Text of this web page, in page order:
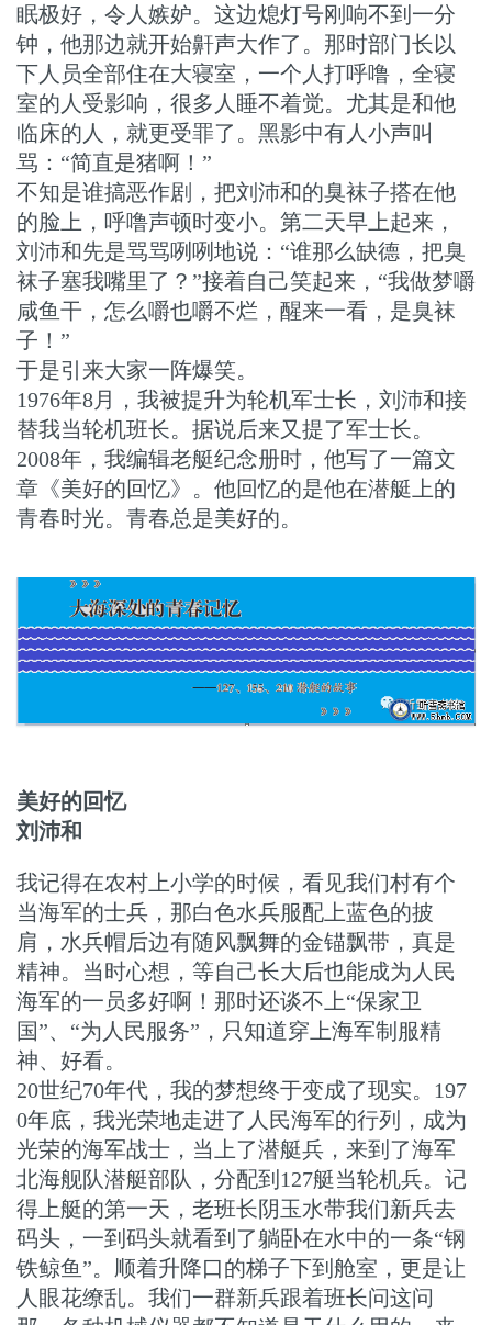
眠极好，令人嫉妒。这边熄灯号刚响不到一分
钟，他那边就开始鼾声大作了。那时部门长以
下人员全部住在大寝室，一个人打呼噜，全寝
室的人受影响，很多人睡不着觉。尤其是和他
临床的人，就更受罪了。黑影中有人小声叫
骂：“简直是猪啊！”
不知是谁搞恶作剧，把刘沛和的臭袜子搭在他
的脸上，呼噜声顿时变小。第二天早上起来，
刘沛和先是骂骂咧咧地说：“谁那么缺德，把臭
袜子塞我嘴里了？”接着自己笑起来，“我做梦嚼
咸鱼干，怎么嚼也嚼不烂，醒来一看，是臭袜
子！”
于是引来大家一阵爆笑。
1976年8月，我被提升为轮机军士长，刘沛和接
替我当轮机班长。据说后来又提了军士长。
2008年，我编辑老艇纪念册时，他写了一篇文
章《美好的回忆》。他回忆的是他在潜艇上的
青春时光。青春总是美好的。
美好的回忆
刘沛和
我记得在农村上小学的时候，看见我们村有个
当海军的士兵，那白色水兵服配上蓝色的披
肩，水兵帽后边有随风飘舞的金锚飘带，真是
精神。当时心想，等自己长大后也能成为人民
海军的一员多好啊！那时还谈不上“保家卫
国”、“为人民服务”，只知道穿上海军制服精
神、好看。
20世纪70年代，我的梦想终于变成了现实。197
0年底，我光荣地走进了人民海军的行列，成为
光荣的海军战士，当上了潜艇兵，来到了海军
北海舰队潜艇部队，分配到127艇当轮机兵。记
得上艇的第一天，老班长阴玉水带我们新兵去
码头，一到码头就看到了躺卧在水中的一条“钢
铁鲸鱼”。顺着升降口的梯子下到舱室，更是让
人眼花缭乱。我们一群新兵跟着班长问这问